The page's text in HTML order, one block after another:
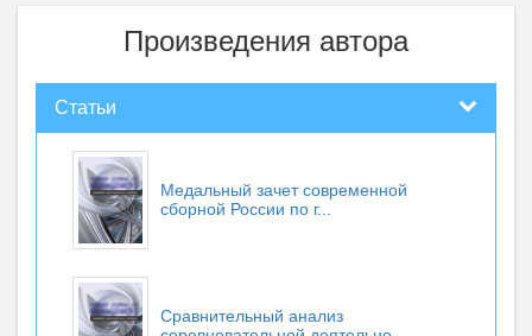
Произведения автора
Статьи
Медальный зачет современной
сборной России по г...
Сравнительный анализ